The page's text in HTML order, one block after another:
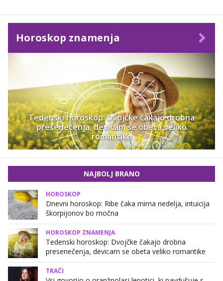
Horoskop znamenja
Tedenski horoskop: Dvojčke čakajo drobna
presenečenja, devicam se obeta veliko
romantike
NAJBOLJ BRANO
HOROSKOP
Dnevni horoskop: Ribe čaka mirna nedelja, intuicija
škorpijonov bo močna
HOROSKOP ZNAMENJA
Tedenski horoskop: Dvojčke čakajo drobna
presenečenja, devicam se obeta veliko romantike
TRAČI